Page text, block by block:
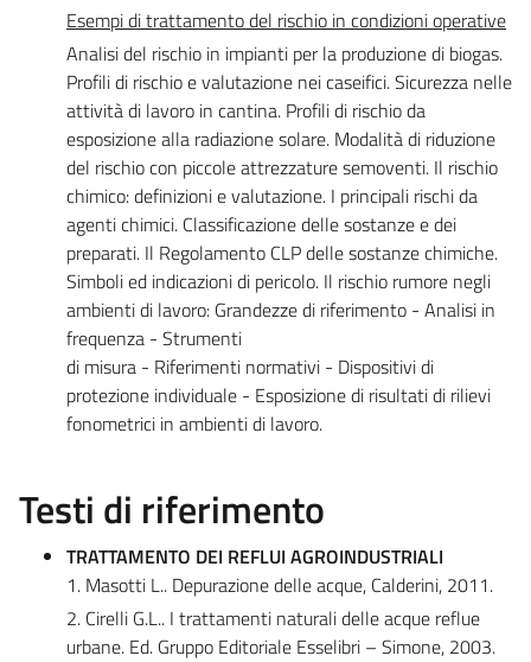
Esempi di trattamento del rischio in condizioni operative
Analisi del rischio in impianti per la produzione di biogas.
Profili di rischio e valutazione nei caseifici. Sicurezza nelle
attività di lavoro in cantina. Profili di rischio da
esposizione alla radiazione solare. Modalità di riduzione
del rischio con piccole attrezzature semoventi. Il rischio
chimico: definizioni e valutazione. I principali rischi da
agenti chimici. Classificazione delle sostanze e dei
preparati. Il Regolamento CLP delle sostanze chimiche.
Simboli ed indicazioni di pericolo. Il rischio rumore negli
ambienti di lavoro: Grandezze di riferimento - Analisi in
frequenza - Strumenti
di misura - Riferimenti normativi - Dispositivi di
protezione individuale - Esposizione di risultati di rilievi
fonometrici in ambienti di lavoro.
Testi di riferimento
TRATTAMENTO DEI REFLUI AGROINDUSTRIALI
1. Masotti L.. Depurazione delle acque, Calderini, 2011.
2. Cirelli G.L.. I trattamenti naturali delle acque reflue
urbane. Ed. Gruppo Editoriale Esselibri – Simone, 2003.